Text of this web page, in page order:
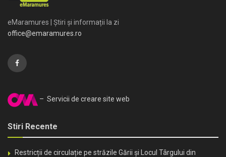
eMaramures | Știri și informații la zi
office@emaramures.ro
– Servicii de creare site web
Stiri Recente
Restricții de circulație pe străzile Gării și Locul Târgului din